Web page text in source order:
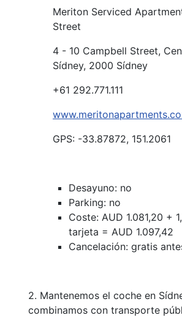
Meriton Serviced
Street
4 - 10 Campbell Street,
Sídney, 2000 Sídney
+61 292.771.111
GPS: -33.87872, 151.2061
Desayuno: no
Parking: no
Coste: AUD 1.081,20 +
tarjeta = AUD 1.097,42
Cancelación: gratis
2. Mantenemos el coche en
combinamos con transporte